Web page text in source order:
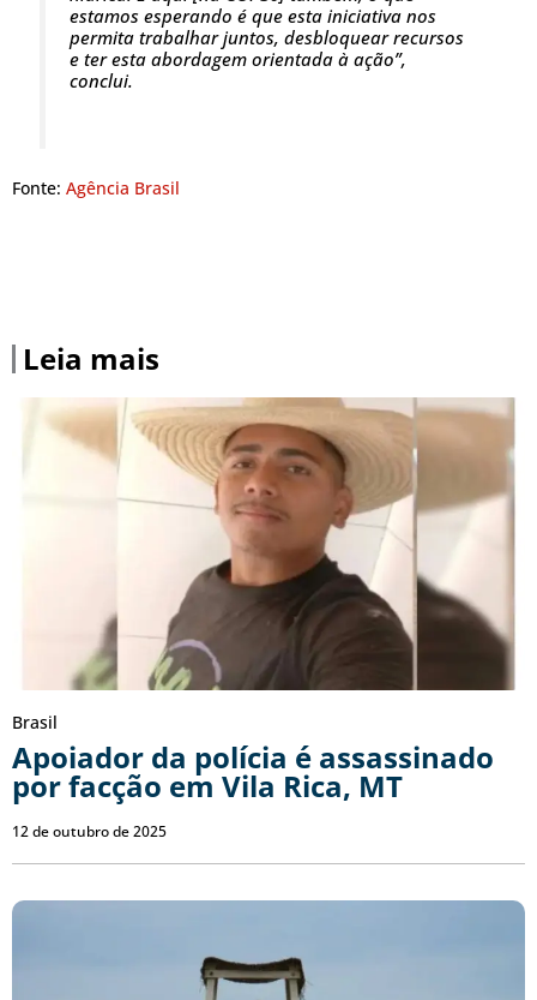
estamos esperando é que esta iniciativa nos
permita trabalhar juntos, desbloquear recursos
e ter esta abordagem orientada à ação”,
conclui.
Fonte: Agência Brasil
Leia mais
Brasil
Apoiador da polícia é assassinado
por facção em Vila Rica, MT
12 de outubro de 2025